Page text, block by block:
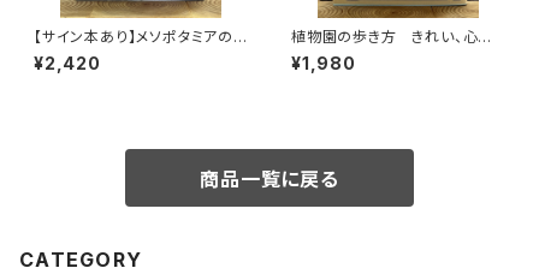
【サイン本あり】メソポタミアの
ボート三人男
¥2,420
植物園の歩き方 きれい、心地
よい、愛おしい さまざまな「うつ
くしい」を求めて
¥1,980
商品一覧に戻る
CATEGORY